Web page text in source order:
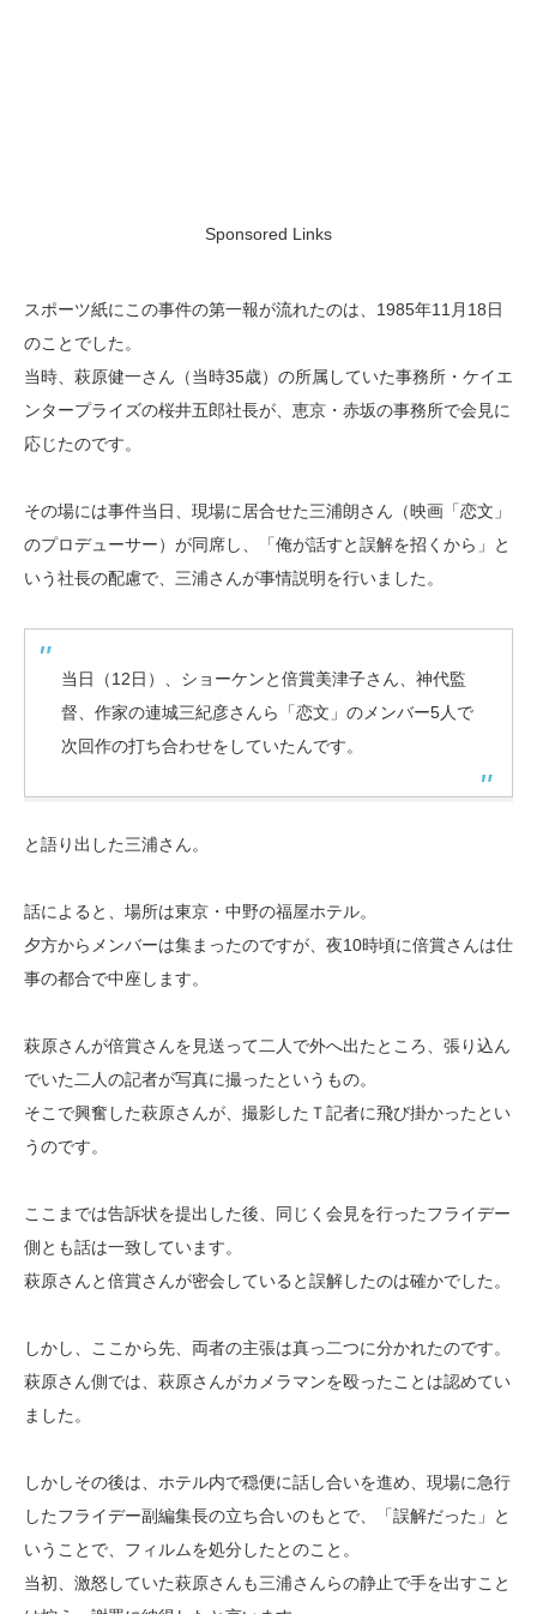
Sponsored Links
スポーツ紙にこの事件の第一報が流れたのは、1985年11月18日
のことでした。
当時、萩原健一さん（当時35歳）の所属していた事務所・ケイエ
ンタープライズの桜井五郎社長が、恵京・赤坂の事務所で会見に
応じたのです。
その場には事件当日、現場に居合せた三浦朗さん（映画「恋文」
のプロデューサー）が同席し、「俺が話すと誤解を招くから」と
いう社長の配慮で、三浦さんが事情説明を行いました。
当日（12日）、ショーケンと倍賞美津子さん、神代監
督、作家の連城三紀彦さんら「恋文」のメンバー5人で
次回作の打ち合わせをしていたんです。
と語り出した三浦さん。
話によると、場所は東京・中野の福屋ホテル。
夕方からメンバーは集まったのですが、夜10時頃に倍賞さんは仕
事の都合で中座します。
萩原さんが倍賞さんを見送って二人で外へ出たところ、張り込ん
でいた二人の記者が写真に撮ったというもの。
そこで興奮した萩原さんが、撮影したＴ記者に飛び掛かったとい
うのです。
ここまでは告訴状を提出した後、同じく会見を行ったフライデー
側とも話は一致しています。
萩原さんと倍賞さんが密会していると誤解したのは確かでした。
しかし、ここから先、両者の主張は真っ二つに分かれたのです。
萩原さん側では、萩原さんがカメラマンを殴ったことは認めてい
ました。
しかしその後は、ホテル内で穏便に話し合いを進め、現場に急行
したフライデー副編集長の立ち合いのもとで、「誤解だった」と
いうことで、フィルムを処分したとのこと。
当初、激怒していた萩原さんも三浦さんらの静止で手を出すこと